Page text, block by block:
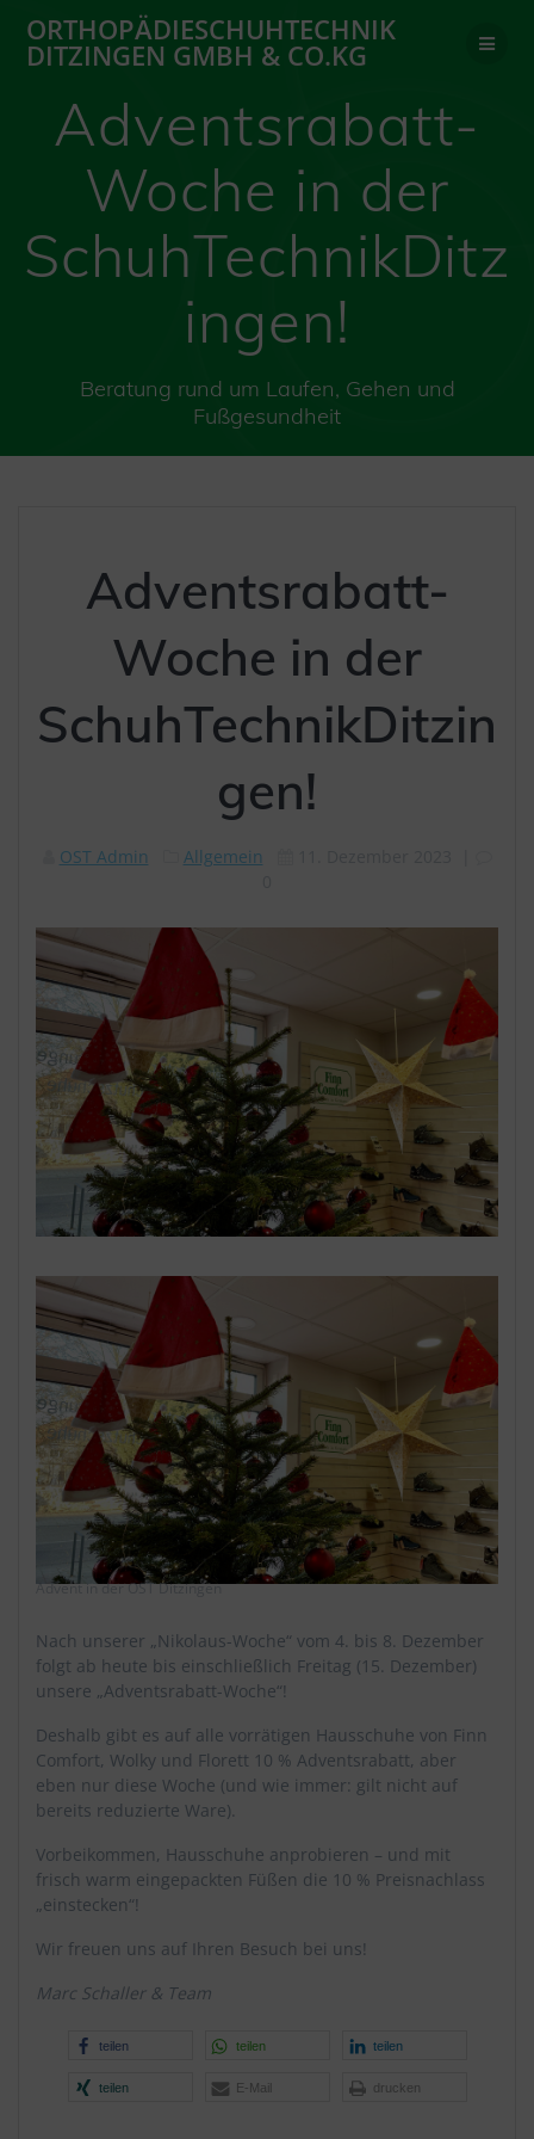
Inhalt
springen
ORTHOPÄDIESCHUHTECHNIK
DITZINGEN GMBH & CO.KG
Adventsrabatt-
Woche in der
SchuhTechnikDitz
ingen!
Beratung rund um Laufen, Gehen und
Fußgesundheit
Adventsrabatt-
Woche in der
SchuhTechnikDitzin
gen!
OST Admin Allgemein
Advent in der OST Ditzingen
Nach unserer „Nikolaus-Woche“ vom 4. bis 8. Dezember
folgt ab heute bis einschließlich Freitag (15. Dezember)
unsere „Adventsrabatt-Woche“!
Deshalb gibt es auf alle vorrätigen Hausschuhe von Finn
Comfort, Wolky und Florett 10 % Adventsrabatt, aber
eben nur diese Woche (und wie immer: gilt nicht auf
bereits reduzierte Ware).
Vorbeikommen, Hausschuhe anprobieren – und mit
frisch warm eingepackten Füßen die 10 % Preisnachlass
„einstecken“!
Wir freuen uns auf Ihren Besuch bei uns!
Marc Schaller & Team
teilen teilen teilen
teilen E-Mail drucken